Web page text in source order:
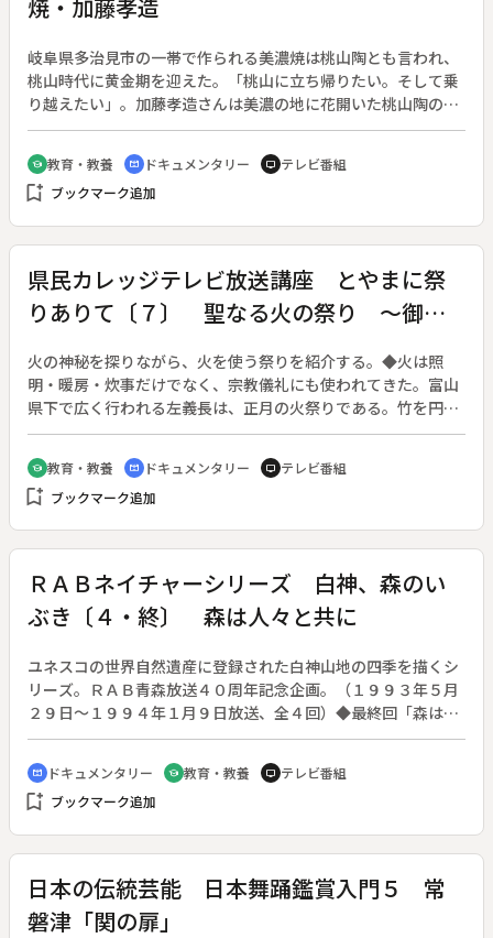
焼・加藤孝造
岐阜県多治見市の一帯で作られる美濃焼は桃山陶とも言われ、
桃山時代に黄金期を迎えた。「桃山に立ち帰りたい。そして乗
り越えたい」。加藤孝造さんは美濃の地に花開いた桃山陶の美
の再現に持てる力の全てを傾ける。そのため、美濃の土だけを
丹念に練り上げ、手回しのろくろで形を整え、効率の悪い原始
的な窯（窖窯）に敢えてこだわって、創作の過程を大切にした
いと語る。
school 教育・教養 cinematic_blur ドキュメンタリー tv テレビ番組
bookmark_add ブックマーク追加
県民カレッジテレビ放送講座 とやまに祭
りありて〔７〕 聖なる火の祭り ～御神
火の神秘を探りながら、火を使う祭りを紹介する。◆火は照
明・暖房・炊事だけでなく、宗教儀礼にも使われてきた。富山
県下で広く行われる左義長は、正月の火祭りである。竹を円錐
形に組んで正月飾りを焼き、無病息災を祈る。お盆には迎え火
と送り火が行われる。上市町のニオトンボや八尾町のショーラ
イ盆は、川辺で火を焚いて祖先の霊を招く迎え火である。火に
は浄化力もあると信じられた。火渡り神事で炭の上を素足で渡
長、どんどやき、魚津市愛宕神社の火祭り、上市町のニオトン
ボ、八尾のショーライ盆、滑川のねぶた流し、小杉町黒河神社
の夜高祭り、黒部市新治神社のたいまつ祭り、大門町熊野神社
の火祭り、小矢部市慈光院の火渡り法要
school 教育・教養 cinematic_blur ドキュメンタリー tv テレビ番組
bookmark_add ブックマーク追加
ＲＡＢネイチャーシリーズ 白神、森のい
ぶき〔４・終〕 森は人々と共に
ユネスコの世界自然遺産に登録された白神山地の四季を描くシ
リーズ。ＲＡＢ青森放送４０周年記念企画。（１９９３年５月
２９日～１９９４年１月９日放送、全４回）◆最終回「森は
人々と共に」。ブナの森の自然の豊かさを伝えると共に、今も
核心部ぎりぎりまで伐採が行われている現状の深刻さを伝え
る。また、昔から地元民や登山者が入っていた森であるにもか
かわらず、世界遺産となった途端に「入山規制」論が出てきた
人間の共生を訴える。
cinematic_blur ドキュメンタリー school 教育・教養 tv テレビ番組
bookmark_add ブックマーク追加
日本の伝統芸能 日本舞踊鑑賞入門５ 常
磐津「関の扉」